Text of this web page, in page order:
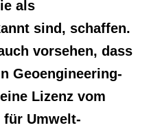
als
sind, schaffen.
vorsehen, dass
Geoengineering-
Lizenz vom
Umwelt-